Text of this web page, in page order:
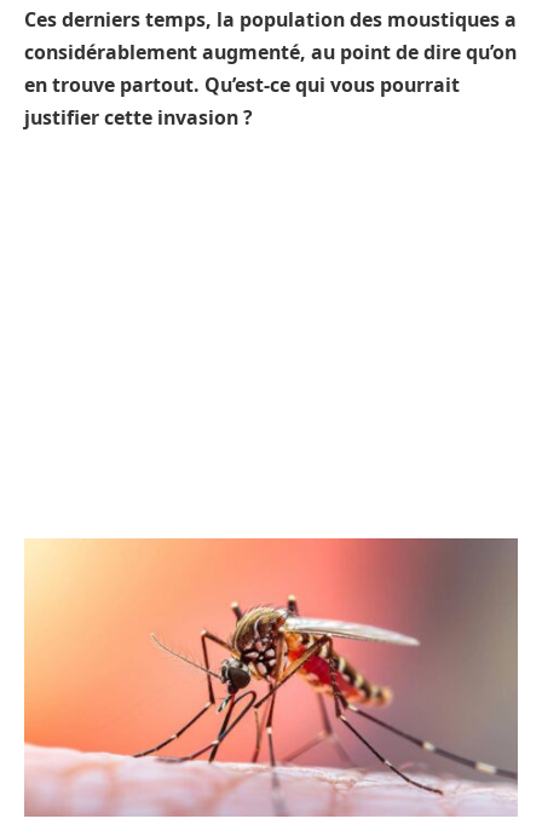
Ces derniers temps, la population des moustiques a
considérablement augmenté, au point de dire qu’on
en trouve partout. Qu’est-ce qui vous pourrait
justifier cette invasion ?